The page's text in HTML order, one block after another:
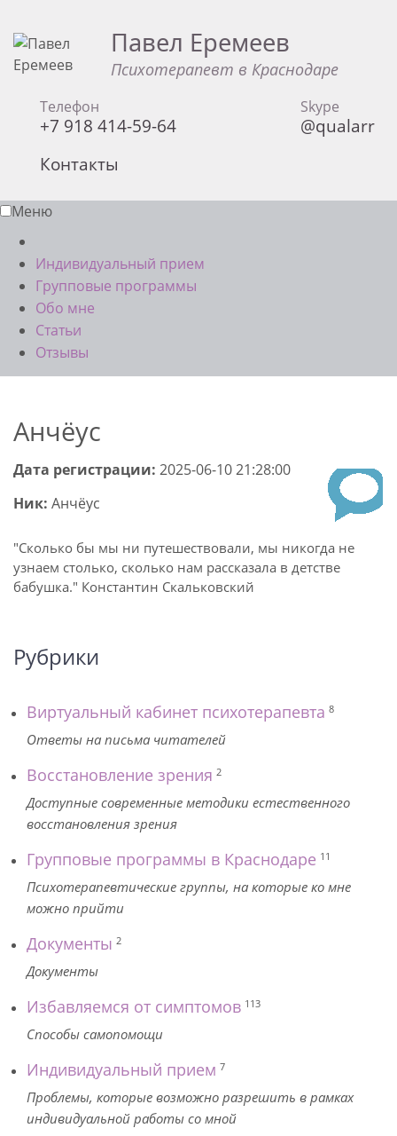
Павел Еремеев
Психотерапевт в Краснодаре
Телефон
+7 918 414-59-64
Skype
@qualarr
Контакты
Меню
Индивидуальный прием
Групповые программы
Обо мне
Статьи
Отзывы
Анчёус
Дата регистрации: 2025-06-10 21:28:00
Ник: Анчёус
"Сколько бы мы ни путешествовали, мы никогда не
узнаем столько, сколько нам рассказала в детстве
бабушка." Константин Скальковский
Рубрики
Виртуальный кабинет психотерапевта 8
Ответы на письма читателей
Восстановление зрения 2
Доступные современные методики естественного
восстановления зрения
Групповые программы в Краснодаре 11
Психотерапевтические группы, на которые ко мне
можно прийти
Документы 2
Документы
Избавляемся от симптомов 113
Способы самопомощи
Индивидуальный прием 7
Проблемы, которые возможно разрешить в рамках
индивидуальной работы со мной